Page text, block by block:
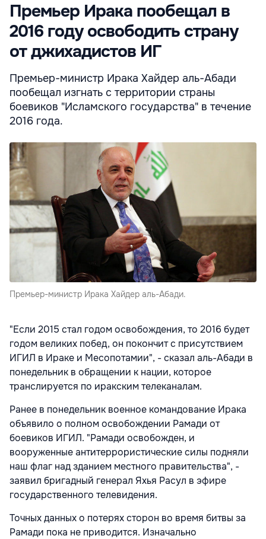
Премьер Ирака пообещал в
2016 году освободить страну
от джихадистов ИГ
Премьер-министр Ирака Хайдер аль-Абади
пообещал изгнать с территории страны
боевиков "Исламского государства" в течение
2016 года.
Премьер-министр Ирака Хайдер аль-Абади.
"Если 2015 стал годом освобождения, то 2016 будет
годом великих побед, он покончит с присутствием
ИГИЛ в Ираке и Месопотамии", - сказал аль-Абади в
понедельник в обращении к нации, которое
транслируется по иракским телеканалам.
Ранее в понедельник военное командование Ирака
объявило о полном освобождении Рамади от
боевиков ИГИЛ. "Рамади освобожден, и
вооруженные антитеррористические силы подняли
наш флаг над зданием местного правительства", -
заявил бригадный генерал Яхья Расул в эфире
государственного телевидения.
Точных данных о потерях сторон во время битвы за
Рамади пока не приводится. Изначально